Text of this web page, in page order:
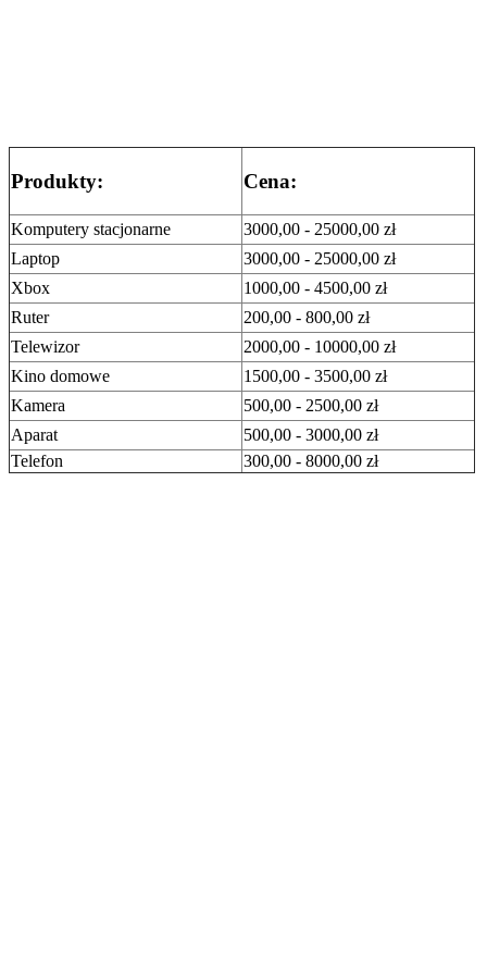
Produkty: Cena:
Komputery stacjonarne
3000,00 - 25000,00 zł
Laptop
3000,00 - 25000,00 zł
Xbox
1000,00 - 4500,00 zł
Ruter
200,00 - 800,00 zł
Telewizor
2000,00 - 10000,00 zł
Kino domowe
1500,00 - 3500,00 zł
Kamera
500,00 - 2500,00 zł
Aparat
500,00 - 3000,00 zł
Telefon
300,00 - 8000,00 zł